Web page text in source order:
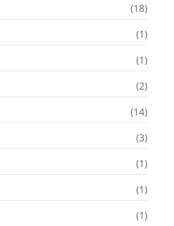
(18)
(1)
(1)
(2)
(14)
(3)
(1)
(1)
(1)